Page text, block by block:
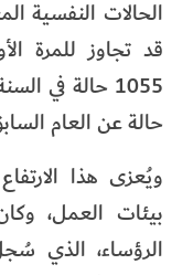
الفرجان
تكنولوجيا
من العالم
الأكثر قراءة
الحالات النفسية
قد تجاوز للمرة
حالة عن العام
ويُعزى هذا
بيئات العمل،